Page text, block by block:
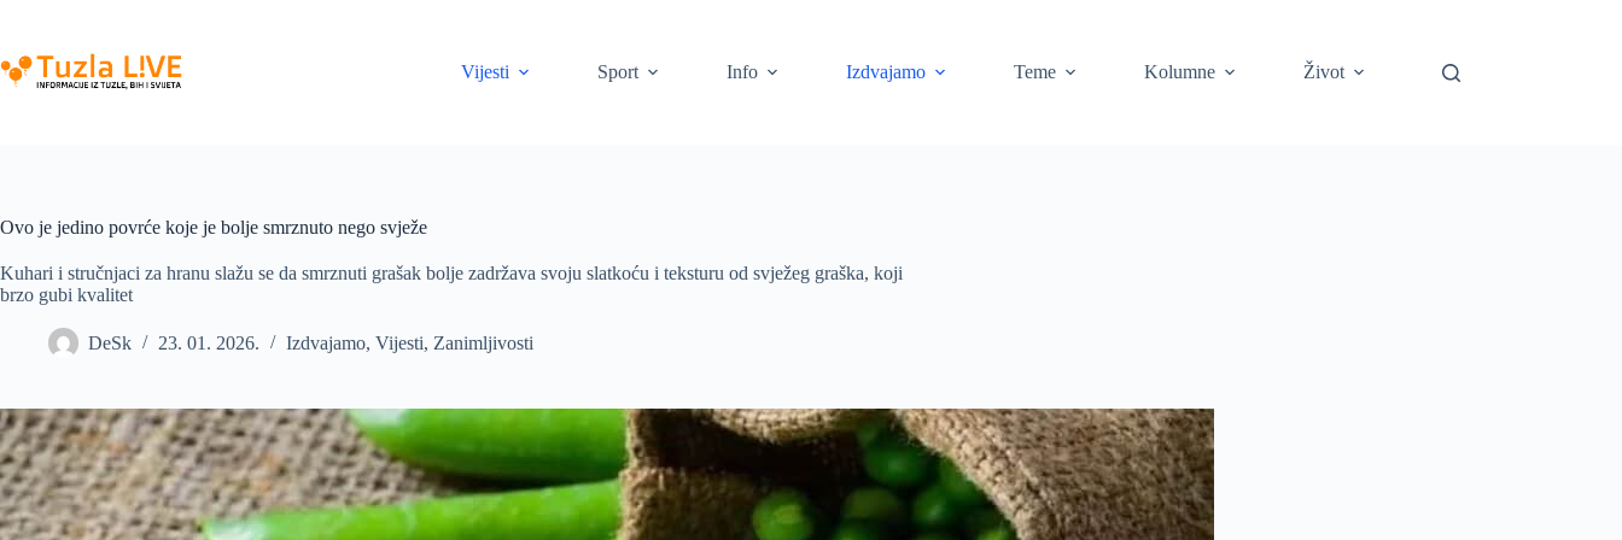
content
Vijesti
Sport Info Izdvajamo Teme Kolumne Život
Ovo je jedino povrće koje je bolje smrznuto nego svježe
Kuhari i stručnjaci za hranu slažu se da smrznuti grašak bolje zadržava svoju slatkoću i teksturu od svježeg graška, koji
brzo gubi kvalitet
DeSk 23. 01. 2026. Izdvajamo, Vijesti, Zanimljivosti